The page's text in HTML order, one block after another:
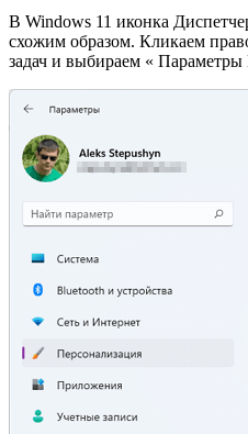
В Windows 11 иконка
схожим образом. Кликаем
задач и выбираем « Параметры